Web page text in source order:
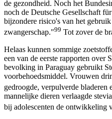
de gezondheid. Noch het
noch de Deutsche Gesellschaft
bijzondere risico's van het
zwangerschap."99 Tot zover de
Helaas kunnen sommige
een van de eerste rapporten over
bevolking in Paraguay gebruikt
voorbehoedsmiddel. Vrouwen
gedroogde, verpulverde bladeren
mannelijke dieren verlaagde
bij adolescenten de ontwikkeling